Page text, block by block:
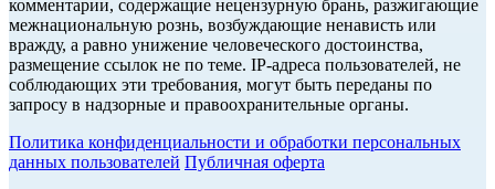
комментарии, содержащие нецензурную брань, разжигающие
межнациональную рознь, возбуждающие ненависть или
вражду, а равно унижение человеческого достоинства,
размещение ссылок не по теме. IP-адреса пользователей, не
соблюдающих эти требования, могут быть переданы по
запросу в надзорные и правоохранительные органы.
Политика конфиденциальности и обработки персональных
данных пользователей Публичная оферта